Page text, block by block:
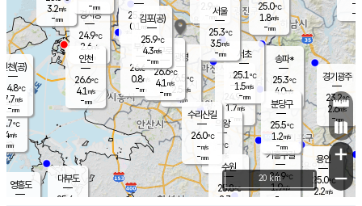
의도
℃
m/s
mm
영흥도
과천
24.9℃
1.7m/s
- mm
용인
25.0℃
2.2m/s
경기광주
23.2℃
2.6m/s
-mm
대부도
25.4
경서동
24.9℃
2.6 m/s
-mm
3.2m/s
-mm
-m/
-
의왕
- ℃
m/s
mm
25.4℃
0.1 m/s
mm
광명
26.5 ℃
2.5 m/s
-mm
부천
26.6℃
0.8m/s
-mm
-mm
구로
26.6℃
4.1 m/s
-mm
2.9 m/s
- mm
25.0℃
1.8m/s
-mm
송파*
25.3℃
4.0m/s
-mm
서초
25.1℃
1.5m/s
-mm
기흥구갈
24.9℃
1.9m/s
-
수리산길
26.0℃
-m/s
-mm
분당구
25.5℃
1.2m/s
-mm
인천(공)
24.8℃
7.7m/s
-mm
김포(공)
25.9℃
4.3m/s
-mm
수원
25.8℃
2.7 m/s
인천
26.6℃
4.1 m/s
-mm
서울
25.3℃
3.5m/s
-mm
+
−
20 km